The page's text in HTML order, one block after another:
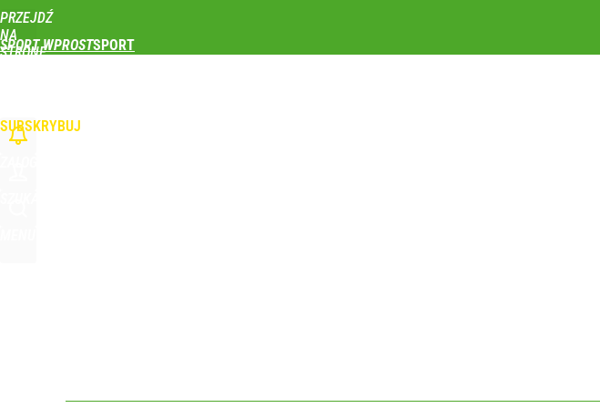
PRZEJDŹ
NA
STRONĘ
SPORT WPROST
SUBSKRYBUJ